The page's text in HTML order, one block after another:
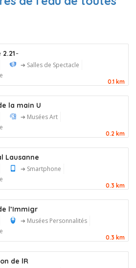
➔ Salles de Spectacle
0.1 km
la main U
➔ Musées Art
0.2 km
Lausanne
➔ Smartphone
0.3 km
l’Immigr
➔ Musées Personnalités
0.3 km
de lR